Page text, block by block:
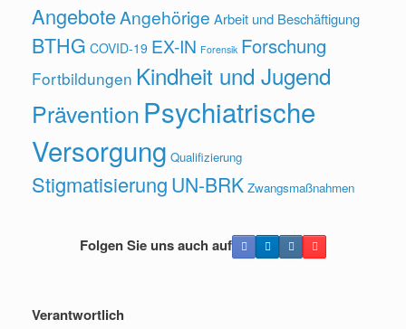
AngeboteAngehörige Arbeit und Beschäftigung
BTHG COVID-19 EX-IN Forensik Forschung
Fortbildungen Kindheit und Jugend
PräventionPsychiatrische
Versorgung Qualifizierung
Stigmatisierung UN-BRK Zwangsmaßnahmen
Folgen Sie uns auch auf
Verantwortlich